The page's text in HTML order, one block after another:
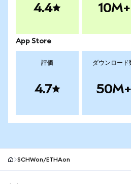
4.4 10M+
App Store
評価
4.7
ダウンロード
50M+
SCHWon/ETHAon